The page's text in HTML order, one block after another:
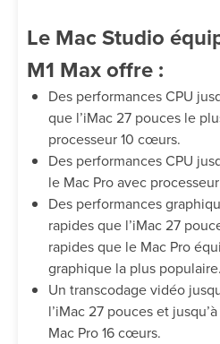
Le Mac Studio
M1 Max offre :
Des performances CPU
que l’iMac 27 pouces le
processeur 10 cœurs.
Des performances CPU
le Mac Pro avec
Des performances
rapides que l’iMac 27
rapides que le Mac Pro
graphique la plus populaire.
Un transcodage vidéo
l’iMac 27 pouces et
Mac Pro 16 cœurs.